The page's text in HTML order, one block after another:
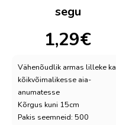
segu
1,29€
Vähenõudlik armas lilleke ka
kõikvõimalikesse aia-
anumatesse
Kõrgus kuni 15cm
Pakis seemneid: 500